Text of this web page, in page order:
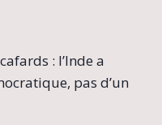
: l’Inde a
pas d’un